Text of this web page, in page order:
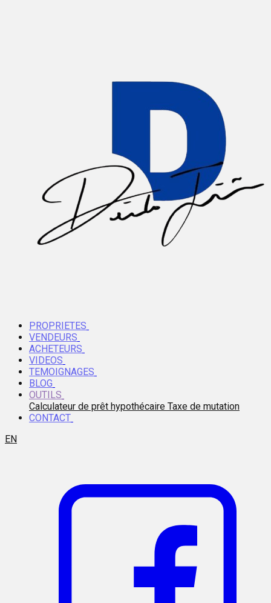
PROPRIETES
VENDEURS
ACHETEURS
VIDEOS
TEMOIGNAGES
BLOG
OUTILS
Calculateur de prêt hypothécaire Taxe de mutation
CONTACT
EN